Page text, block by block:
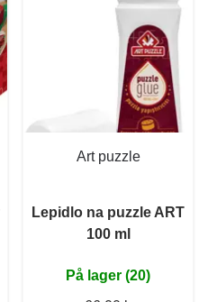
Art puzzle
Lepidlo na puzzle ART
100 ml
På lager (20)